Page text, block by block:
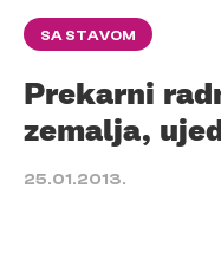
SA STAVOM
Prekarni
zemalja,
25.01.2013.